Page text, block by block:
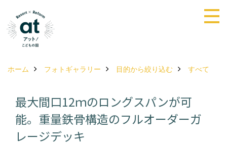
ホーム フォトギャラリー 目的から絞り込む すべて
最大間口12ｍのロングスパンが可
能。重量鉄骨構造のフルオーダーガ
レージデッキ